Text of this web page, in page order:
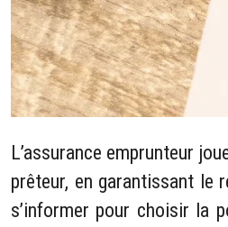
L’assurance emprunteur
prêteur, en garantissant le
s’informer pour choisir la